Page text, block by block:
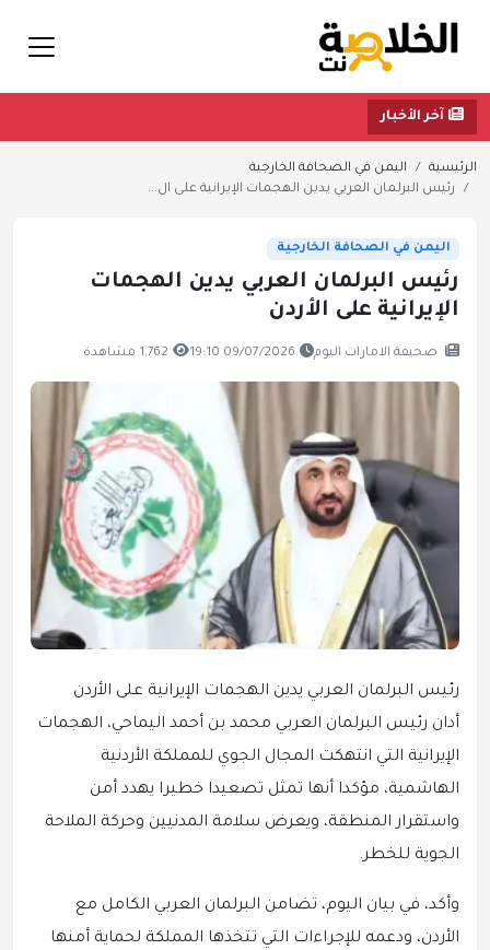
آخر الأخبار
الرئيسية
اليمن في الصحافة الخارجية
رئيس البرلمان العربي يدين الهجمات الإيرانية على ال...
اليمن في الصحافة الخارجية
رئيس البرلمان العربي يدين الهجمات
الإيرانية على الأردن
صحيفة الامارات اليوم 09/07/2026 19:10 1,762 مشاهدة
رئيس البرلمان العربي يدين الهجمات الإيرانية على الأردن
أدان رئيس البرلمان العربي محمد بن أحمد اليماحي، الهجمات
الإيرانية التي انتهكت المجال الجوي للمملكة الأردنية
الهاشمية، مؤكدا أنها تمثل تصعيدا خطيرا يهدد أمن
واستقرار المنطقة، ويعرض سلامة المدنيين وحركة الملاحة
الجوية للخطر.
وأكد، في بيان اليوم، تضامن البرلمان العربي الكامل مع
الأردن، ودعمه للإجراءات التي تتخذها المملكة لحماية أمنها